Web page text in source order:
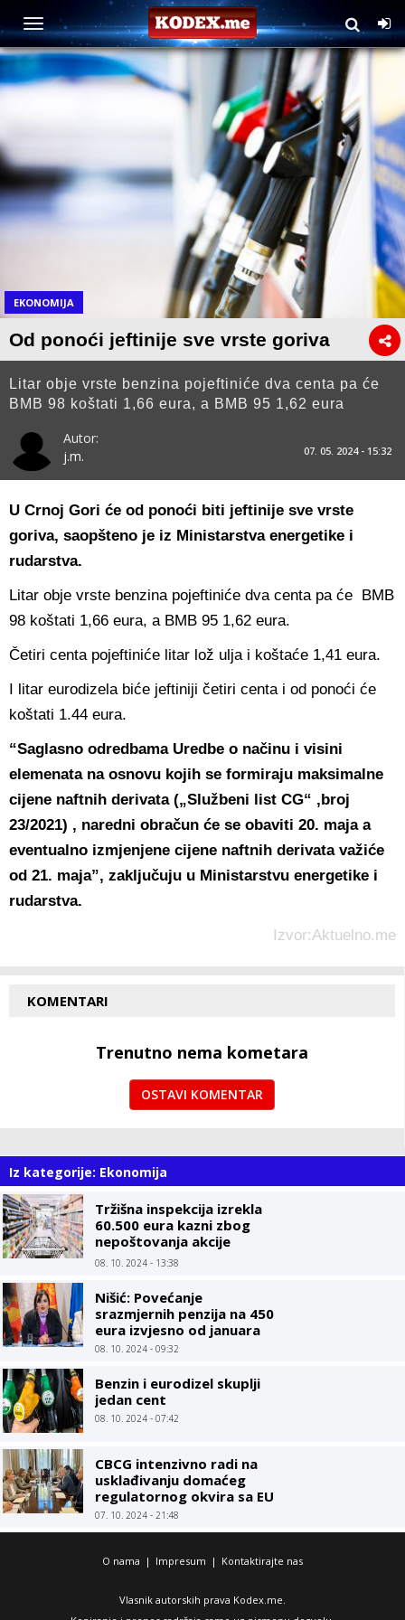
EKONOMIJA
Od ponoći jeftinije sve vrste goriva
Litar obje vrste benzina pojeftiniće dva centa pa će
BMB 98 koštati 1,66 eura, a BMB 95 1,62 eura
Autor:
j.m.
07. 05. 2024 - 15:32
U Crnoj Gori će od ponoći biti jeftinije sve vrste
goriva, saopšteno je iz Ministarstva energetike i
rudarstva.
Litar obje vrste benzina pojeftiniće dva centa pa će BMB
98 koštati 1,66 eura, a BMB 95 1,62 eura.
Četiri centa pojeftiniće litar lož ulja i koštaće 1,41 eura.
I litar eurodizela biće jeftiniji četiri centa i od ponoći će
koštati 1.44 eura.
“Saglasno odredbama Uredbe o načinu i visini
elemenata na osnovu kojih se formiraju maksimalne
cijene naftnih derivata („Službeni list CG“ ,broj
23/2021) , naredni obračun će se obaviti 20. maja a
eventualno izmjenjene cijene naftnih derivata važiće
od 21. maja”, zaključuju u Ministarstvu energetike i
rudarstva.
Izvor:Aktuelno.me
KOMENTARI
Trenutno nema kometara
OSTAVI KOMENTAR
Iz kategorije: Ekonomija
Tržišna inspekcija izrekla
60.500 eura kazni zbog
nepoštovanja akcije
Limitirane cijene
08. 10. 2024 - 13:38
Nišić: Povećanje
srazmjernih penzija na 450
eura izvjesno od januara
08. 10. 2024 - 09:32
Benzin i eurodizel skuplji
jedan cent
08. 10. 2024 - 07:42
CBCG intenzivno radi na
usklađivanju domaćeg
regulatornog okvira sa EU
07. 10. 2024 - 21:48
O nama | Impresum | Kontaktirajte nas
Vlasnik autorskih prava Kodex.me.